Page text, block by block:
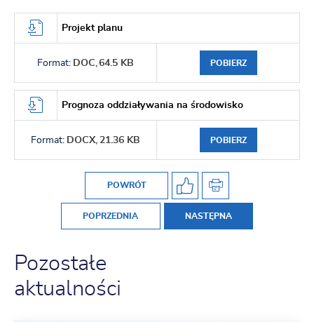
Projekt planu
Format: DOC, 64.5 KB POBIERZ
Prognoza oddziaływania na środowisko
Format: DOCX, 21.36 KB POBIERZ
POWRÓT
POPRZEDNIA NASTĘPNA
Pozostałe
aktualności